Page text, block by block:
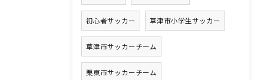
初心者サッカー 草津市小学生サッカー
草津市サッカーチーム
栗東市サッカーチーム